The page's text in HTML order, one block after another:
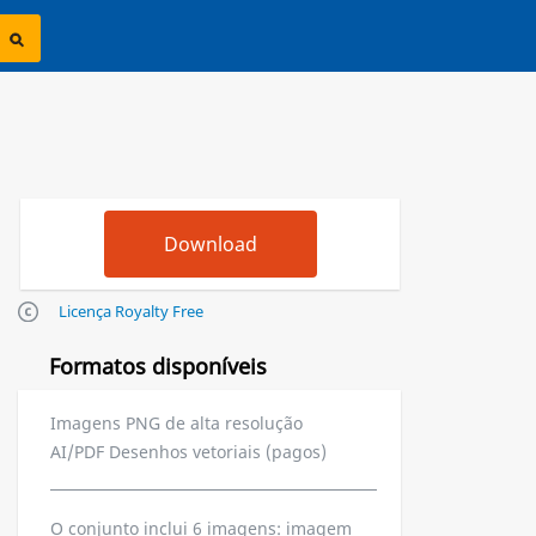
Licença Royalty Free
Formatos disponíveis
Imagens PNG de alta resolução
AI/PDF Desenhos vetoriais (pagos)
O conjunto inclui 6 imagens: imagem